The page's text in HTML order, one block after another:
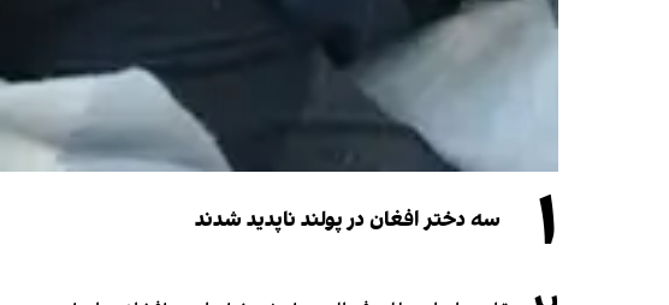
۱ سه دختر افغان در پولند ناپدید شدند